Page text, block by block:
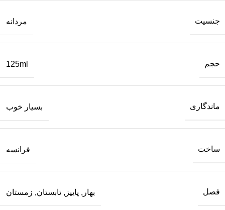
جنسیت مردانه
حجم 125ml
ماندگاری بسیار خوب
ساخت فرانسه
فصل بهار , پاییز , تابستان, زمستان